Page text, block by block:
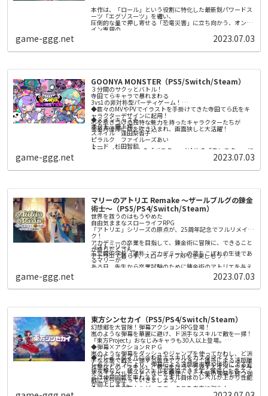
本作は、「ロール」という役割に特化した最新鋭パワードス
ーツ「エグゾスーツ」を纏い、
圧倒的な量で押し寄せる「恐竜災害」に立ち向かう、オンラ
イン専用の
メインモード「ディノサバイバル」は、5人のプレイヤーが
チーム同士で競い合う５人vs５人の「対戦型PvE」となって
恐竜災害が発生する地域で、新世代AI「リヴァイアサン」が
対戦相手のチームよりも早く達成できれば勝利だ。
時には対戦チームを直接攻撃して倒したり、時には共闘した
りしながら、いち早くミッションを達成しよう。
提示されるミッションは、プレイヤーの腕前や状況によって
変化。プレイする度に違った体験が待っている。
game-ggg.net 2023.07.03
GOONYA MONSTER（PS5/Switch/Steam）
３分間のサクッとバトル！
寺田てらキャラで暴れまわる
3vs1の非対称型パーティゲーム！
◆数々のMVやPVでイラストを手掛けてきた寺田てら氏をキ
ャラクターデザインに起用！
心を惹きつける独特な魅力を持ったキャラクターたちが
豪華声優陣に命を吹き込まれ、画面狭しと大活躍！
◆メインキャスト
オクト 野上翔
スネイル 逢田梨香子
ピラルク ファイルーズあい
トード 杉田智和
◆プレイヤーは3人の「バスター」と1体の「モンスター」に
モンスターは圧倒的な強さで勝利を掴め！
よう！
爽快感のあるウェポンで敵を一網打尽！
ステージ内に現れるアンデッドを倒し、ソウルを集めるのが
バスターの勝利条件だ！
◆モンスター：ド派手なスキルでバスターどもをぶっ飛ば
せ！
極太ビームや超巨大化、
必殺の“捕食” でバスターたちをやっつけろ！
バスターを全滅させるか、制限時間が経過すれば、モンスタ
ーの勝利だ！
◆遊べば遊ぶほどストーリーが展開する「エピソードマッ
チ」！
レベルアップでカスタマイズアイテムが手に入る！
お気に入りのキャラクターをおもしろ衣装でコーディネート
しよう！
家族や友達と一緒に、オンラインのエピソードマッチに挑も
game-ggg.net 2023.07.03
マリーのアトリエ Remake ～ザールブルグの錬金
術士～（PS5/PS4/Switch/Steam）
世界を救うのはもうやめた
自由気ままなスローライフRPG
「アトリエ」シリーズの原点が、25周年記念でフルリメイ
ク！
アカデミーの卒業を目指して、錬金術に冒険に、できること
が盛りだくさん。
アトリエで暮らす、スローライフRPGを楽しもう！
《ストーリー》
王立魔術学校（通称：アカデミー）の落ちこぼれの生徒であ
るマリーが
ある日、先生から卒業試験のために錬金術のアトリエを与え
試験の課題は、先生が納得するアイテムを完成させること。
調合・戦闘・依頼と、できることは盛りだくさん！
どこから始めるかはあなたの自由！ あなた自身の楽しみ方
で、アカデミーの卒業を目指しましょう。
《本作のポイント》
■グラフィックを刷新！ 現代の技術で、より活き活きとマ
リーたちが描かれる！
キャラクターの立ち絵やイベントスチルを刷新し、立ち絵に
は２Ｄアニメーションも実装しました。
また、キャラクターやステージの３Ｄモデルも実装。移動や
探索などでは、可愛いミニキャラたちが動きまわります。
■現代にあわせてより遊びやすくなった「アトリエ」シリー
ズの原点
オリジナル版のシンプルかつ自由度の高いプレイ感はそのま
game-ggg.net 2023.07.03
東方シンセカイ（PS5/PS4/Switch/Steam）
幻想郷を大冒険！弾幕アクションRPG登場！
嵐のような弾幕を華麗に避け、ド派手なスキルで敵を一掃！
「東方Project」おなじみキャラも30人以上登場。
◆弾幕×アクションＲＰＧ
嵐のような弾幕をダッシュやジャンプを使ってかわし、ど派
手な攻撃で敵を一掃する爽快アクション！護符による遠距離
攻撃などの「スキル」、戦況をひっくり返す大ダメージを与
える「スペルカード」などを駆使して、大量の弾幕を放つ強
敵に立ち向かっていきましょう。
◆プレイスタイルに合わせてスキルをカスタマイズ！
レベルアップにより、弾幕による遠距離攻撃や体術による近
接攻撃など、様々なスキルを獲得できます。獲得した各スキ
ルは使用回数を重ねると、スキル自体のレベルが上がり性能
が向上します。
◆ライフや攻撃力など、ステータスを自由に強化！